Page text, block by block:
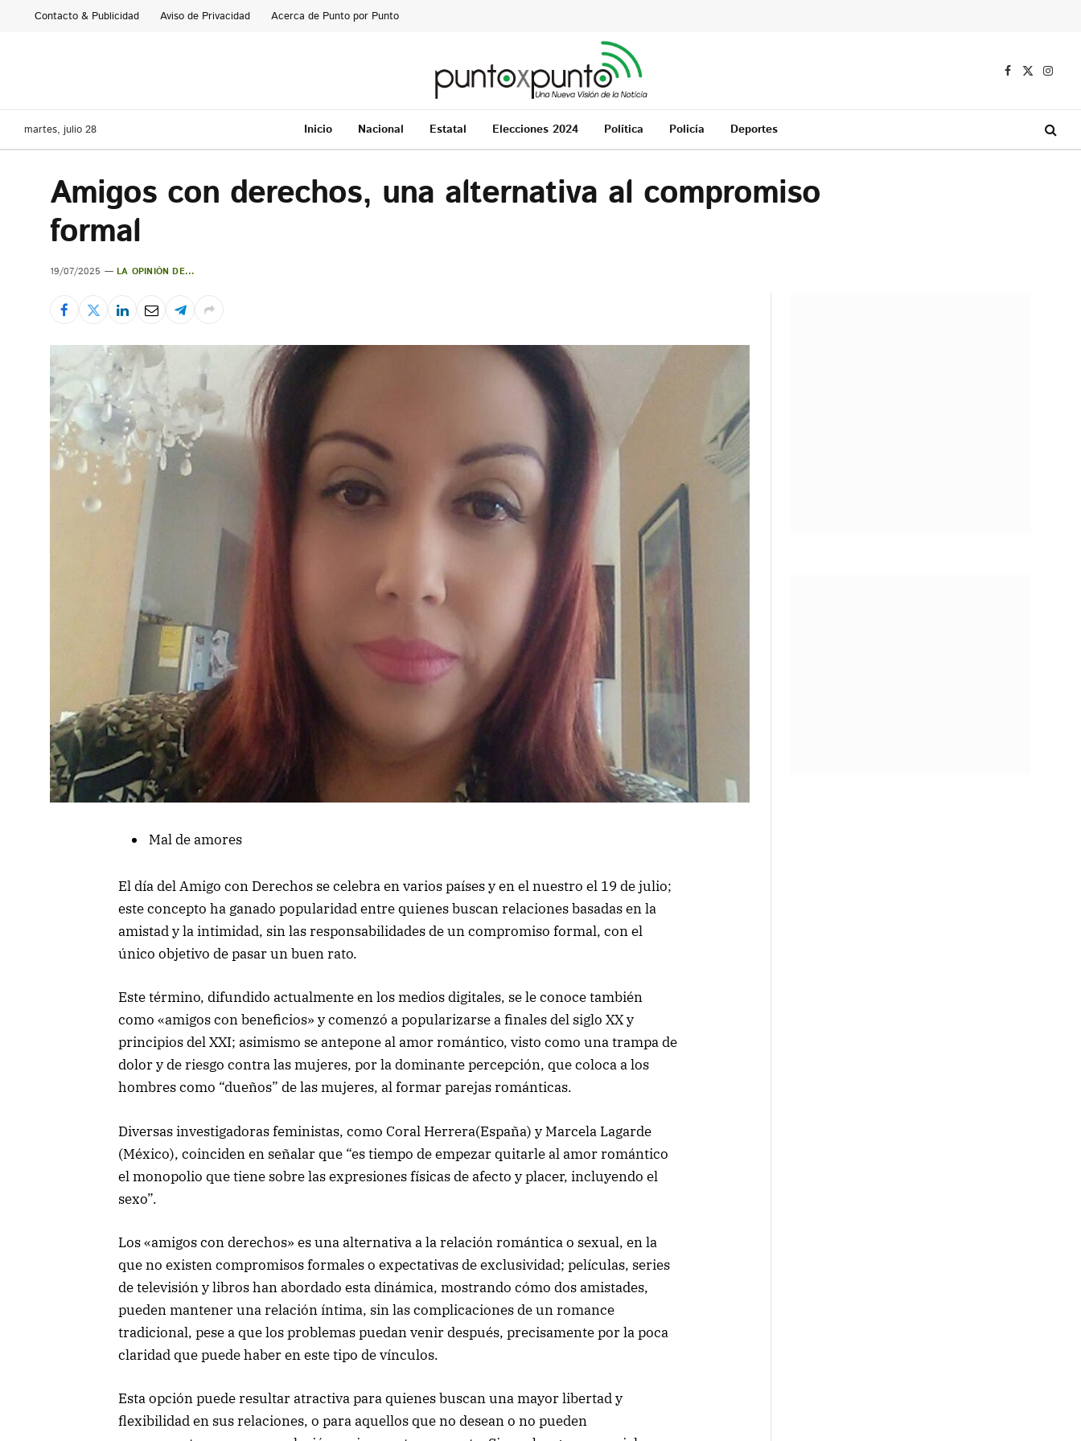
Contacto & Publicidad Aviso de Privacidad Acerca de Punto por Punto
Facebook
X
martes, julio 28 Inicio Nacional Estatal Elecciones 2024 Política Policía Deportes
Amigos con derechos, una alternativa al compromiso
formal
19/07/2025 LA OPINIÓN DE...
Mal de amores
El día del Amigo con Derechos se celebra en varios países y en el nuestro el 19 de julio;
este concepto ha ganado popularidad entre quienes buscan relaciones basadas en la
amistad y la intimidad, sin las responsabilidades de un compromiso formal, con el
único objetivo de pasar un buen rato.
Este término, difundido actualmente en los medios digitales, se le conoce también
como «amigos con beneficios» y comenzó a popularizarse a finales del siglo XX y
principios del XXI; asimismo se antepone al amor romántico, visto como una trampa de
dolor y de riesgo contra las mujeres, por la dominante percepción, que coloca a los
hombres como “dueños” de las mujeres, al formar parejas románticas.
Diversas investigadoras feministas, como Coral Herrera(España) y Marcela Lagarde
(México), coinciden en señalar que “es tiempo de empezar quitarle al amor romántico
el monopolio que tiene sobre las expresiones físicas de afecto y placer, incluyendo el
sexo”.
Los «amigos con derechos» es una alternativa a la relación romántica o sexual, en la
que no existen compromisos formales o expectativas de exclusividad; películas, series
de televisión y libros han abordado esta dinámica, mostrando cómo dos amistades,
pueden mantener una relación íntima, sin las complicaciones de un romance
tradicional, pese a que los problemas puedan venir después, precisamente por la poca
claridad que puede haber en este tipo de vínculos.
Esta opción puede resultar atractiva para quienes buscan una mayor libertad y
flexibilidad en sus relaciones, o para aquellos que no desean o no pueden